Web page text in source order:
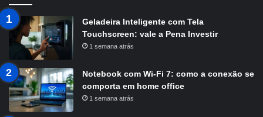
Geladeira Inteligente com Tela
Touchscreen: vale a Pena Investir
1 semana atrás
Notebook com Wi-Fi 7: como a conexão se
comporta em home office
1 semana atrás